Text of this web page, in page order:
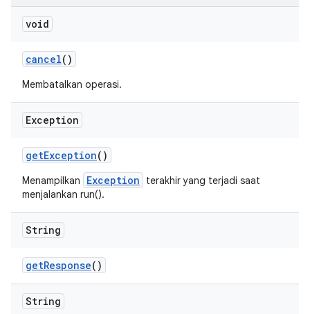
void
cancel()
Membatalkan operasi.
Exception
getException()
Menampilkan Exception
terakhir yang terjadi saat
menjalankan run().
String
getResponse()
String